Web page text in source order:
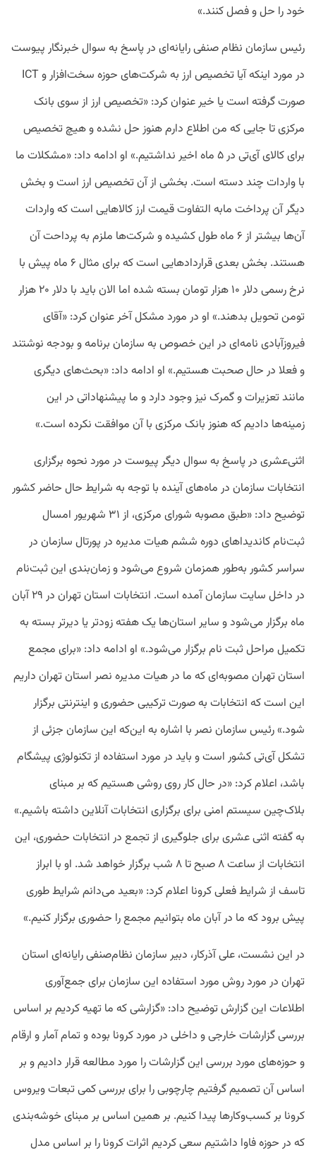
خود را حل و فصل کنند.»
رئیس سازمان نظام صنفی رایانه‌ای در پاسخ به سوال خبرنگار پیوست
در مورد اینکه آیا تخصیص ارز به شرکت‌های حوزه سخت‌افزار و ICT
صورت گرفته‌ است یا خیر عنوان کرد: «تخصیص ارز از سوی بانک
مرکزی تا جایی که من اطلاع دارم هنوز حل نشده و هیچ تخصیص
برای کالای آی‌تی در ۵ ماه اخیر نداشتیم.» او ادامه داد: «مشکلات ما
با واردات چند دسته است. بخشی از آن تخصیص ارز است و بخش
دیگر آن پرداخت مابه ‌التفاوت قیمت ارز کالاهایی است که واردات
آن‌ها بیشتر از ۶ ماه طول کشیده و شرکت‌ها ملزم به پرداحت آن
هستند. بخش بعدی قراردادهایی است که برای مثال ۶ ماه پیش با
نرخ رسمی دلار ۱۰ هزار تومان بسته شده اما الان باید با دلار ۲۰ هزار
تومن تحویل بدهند.» او در مورد مشکل آخر عنوان کرد: «آقای
فیروزآبادی نامه‌ای در این خصوص به سازمان برنامه و بودجه نوشتند
و فعلا در حال صحبت هستیم.» او ادامه داد: «بحث‌های دیگری
مانند تعزیرات و گمرک نیز وجود دارد و ما پیشنهاداتی در این
زمینه‌ها دادیم که هنوز بانک مرکزی با آن موافقت نکرده است.»
اثنی‌عشری در پاسخ به سوال دیگر پیوست در مورد نحوه برگزاری
انتخابات سازمان در ماه‌های آینده با توجه به شرایط حال حاضر کشور
توضیح داد: «طبق مصوبه‌‌ شورای مرکزی، از ۳۱ شهریور امسال
ثبت‌نام کاندیداهای دوره ششم هیات مدیره در پورتال سازمان در
سراسر کشور به‌طور همزمان شروع می‌شود و زمان‌بندی این ثبت‌نام
در داخل سایت سازمان آمده است. انتخابات استان تهران در ۲۹ آبان
ماه برگزار می‌شود و سایر استان‌ها یک هفته زودتر یا دیرتر بسته به
تکمیل مراحل ثبت نام برگزار می‌شود.» او ادامه داد: «برای مجمع
استان تهران مصوبه‌ای که ما در هیات مدیره نصر استان تهران داریم
این است که انتخابات به صورت ترکیبی حضوری و اینترنتی برگزار
شود.» رئیس سازمان نصر با اشاره به این‌که این سازمان جزئی از
تشکل آی‌تی کشور است و باید در مورد استفاده از تکنولوژی پیشگام
باشد، اعلام کرد: «در حال کار روی روشی هستیم که بر مبنای
بلاک‌چین سیستم امنی برای برگزاری انتخابات آنلاین داشته باشیم.»
به گفته اثنی عشری برای جلوگیری از تجمع در انتخابات حضوری، این
انتخابات از ساعت ۸ صبح تا ۸ شب برگزار خواهد شد. او با ابراز
تاسف از شرایط فعلی کرونا اعلام کرد: «بعید می‌دانم شرایط طوری
پیش برود که ما در آبان ماه بتوانیم مجمع را حضوری برگزار کنیم.»
در این نشست، علی آذرکار، دبیر سازمان نظام‌صنفی رایانه‌ای استان
تهران در مورد روش مورد استفاده این سازمان برای جمع‌آوری
اطلاعات این گزارش توضیح داد: «گزارشی که ما تهیه کردیم بر اساس
بررسی گزارشات خارجی و داخلی در مورد کرونا بوده و تمام آمار و ارقام
و حوزه‌های مورد بررسی این گزارشات را مورد مطالعه قرار دادیم و بر
اساس آن تصمیم گرفتیم چارچوبی را برای بررسی کمی تبعات ویروس
کرونا بر کسب‌وکار‌ها پیدا کنیم. بر همین اساس بر مبنای خوشه‌بندی
که در حوزه فاوا داشتیم سعی کردیم اثرات کرونا را بر اساس مدل